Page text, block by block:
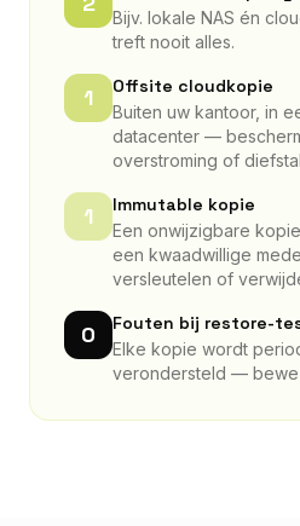
Bijv. lokale NAS én
treft nooit alles.
1 Offsite cloudkopie
Buiten uw kantoor, in
datacenter —
overstroming of
1 Immutable kopie
Een onwijzigbare
een kwaadwillige
versleutelen of
0 Fouten bij restore-
Elke kopie wordt
verondersteld —